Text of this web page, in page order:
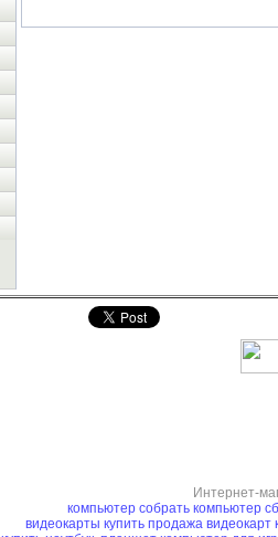
Интернет-
компьютер собрать компьютер
видеокарты купить продажа видеокарт